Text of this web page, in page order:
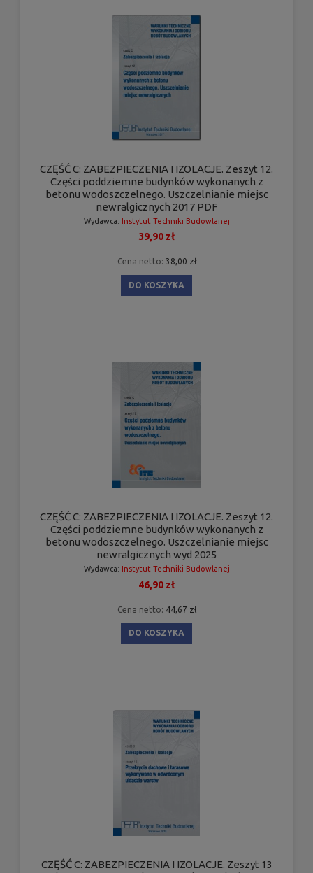
CZĘŚĆ C: ZABEZPIECZENIA I IZOLACJE. Zeszyt 12.
Części poddziemne budynków wykonanych z
betonu wodoszczelnego. Uszczelnianie miejsc
newralgicznych 2017 PDF
Wydawca: Instytut Techniki Budowlanej
39,90 zł
Cena netto: 38,00 zł
DO KOSZYKA
CZĘŚĆ C: ZABEZPIECZENIA I IZOLACJE. Zeszyt 12.
Części poddziemne budynków wykonanych z
betonu wodoszczelnego. Uszczelnianie miejsc
newralgicznych wyd 2025
Wydawca: Instytut Techniki Budowlanej
46,90 zł
Cena netto: 44,67 zł
DO KOSZYKA
CZĘŚĆ C: ZABEZPIECZENIA I IZOLACJE. Zeszyt 13